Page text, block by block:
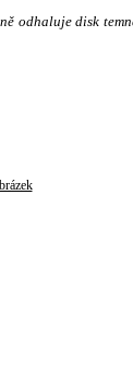
odhaluje disk